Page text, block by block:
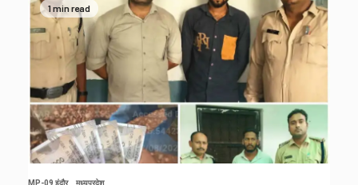
1 min read
MP-09 इंदौर मध्यप्रदेश